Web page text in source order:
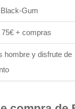
Gum
+ compras
hombre y disfrute de